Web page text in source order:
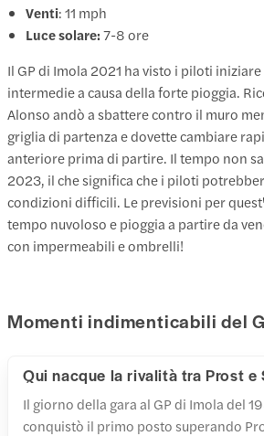
Venti: 11 mph
Luce solare:7-8 ore
Il GP di Imola 2021 ha visto i piloti
intermedie a causa della forte pioggia.
Alonso andò a sbattere contro il muro
griglia di partenza e dovette cambiare
anteriore prima di partire. Il tempo non
2023, il che significa che i piloti
condizioni difficili. Le previsioni per
tempo nuvoloso e pioggia a partire da
con impermeabili e ombrelli!
Momenti indimenticabili del
Qui nacque la rivalità tra Prost e
Il giorno della gara al GP di Imola del
conquistò il primo posto superando